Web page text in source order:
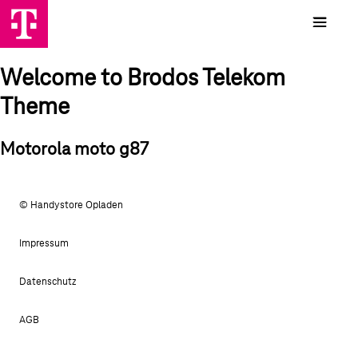
Welcome to Brodos Telekom
Theme
Motorola moto g87
© Handystore Opladen
Impressum
Datenschutz
AGB